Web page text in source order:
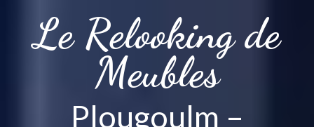
Le Relooking de
Meubles
Plougoulm –